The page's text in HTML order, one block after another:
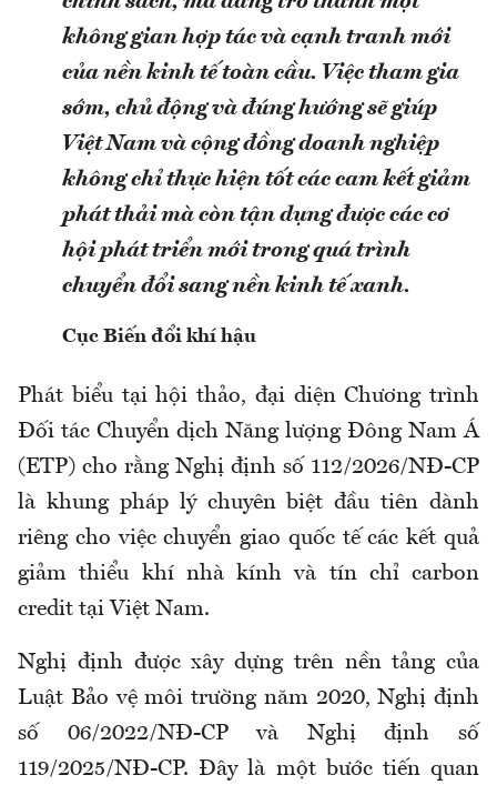
không gian hợp tác và cạnh tranh mới
của nền kinh tế toàn cầu. Việc tham gia
sớm, chủ động và đúng hướng sẽ giúp
Việt Nam và cộng đồng doanh nghiệp
không chỉ thực hiện tốt các cam kết giảm
phát thải mà còn tận dụng được các cơ
hội phát triển mới trong quá trình
chuyển đổi sang nền kinh tế xanh.
Cục Biến đổi khí hậu
Phát biểu tại hội thảo, đại diện Chương trình
Đối tác Chuyển dịch Năng lượng Đông Nam Á
(ETP) cho rằng Nghị định số 112/2026/NĐ-CP
là khung pháp lý chuyên biệt đầu tiên dành
riêng cho việc chuyển giao quốc tế các kết quả
giảm thiểu khí nhà kính và tín chỉ carbon
credit tại Việt Nam.
Nghị định được xây dựng trên nền tảng của
Luật Bảo vệ môi trường năm 2020, Nghị định
số 06/2022/NĐ-CP và Nghị định số
119/2025/NĐ-CP. Đây là một bước tiến quan